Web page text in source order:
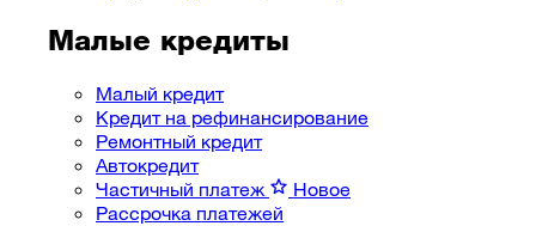
Малые кредиты
Малый кредит
Кредит на рефинансирование
Ремонтный кредит
Автокредит
Частичный платеж
Новое
Рассрочка платежей